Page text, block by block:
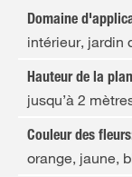
Domaine
intérieur, jardin
Hauteur de la
jusqu’à 2
Couleur des fleurs
orange, jaune,